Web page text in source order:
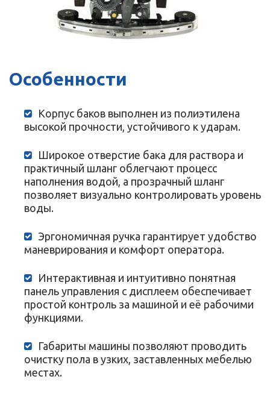
Особенности
Корпус баков выполнен из полиэтилена
высокой прочности, устойчивого к ударам.
Широкое отверстие бака для раствора и
практичный шланг облегчают процесс
наполнения водой, а прозрачный шланг
позволяет визуально контролировать уровень
воды.
Эргономичная ручка гарантирует удобство
маневрирования и комфорт оператора.
Интерактивная и интуитивно понятная
панель управления с дисплеем обеспечивает
простой контроль за машиной и её рабочими
функциями.
Габариты машины позволяют проводить
очистку пола в узких, заставленных мебелью
местах.